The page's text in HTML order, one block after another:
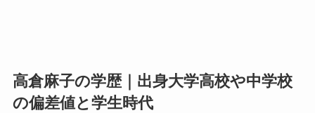
高倉麻子の学歴｜出身大学高校や中学校
の偏差値と学生時代